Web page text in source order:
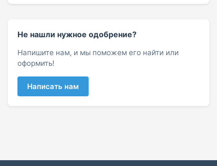
Не нашли нужное одобрение?
Напишите нам, и мы поможем его найти или
оформить!
Написать нам